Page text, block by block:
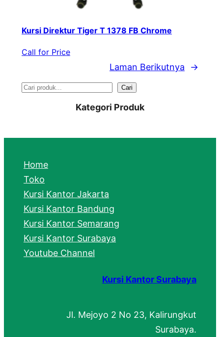
Kursi Direktur Tiger T 1378 FB Chrome
Call for Price
Laman Berikutnya →
S
r
h
Cari
Kategori Produk
Home
Toko
Kursi Kantor Jakarta
Kursi Kantor Bandung
Kursi Kantor Semarang
Kursi Kantor Surabaya
Youtube Channel
Kursi Kantor Surabaya
Jl. Mejoyo 2 No 23, Kalirungkut
Surabaya.